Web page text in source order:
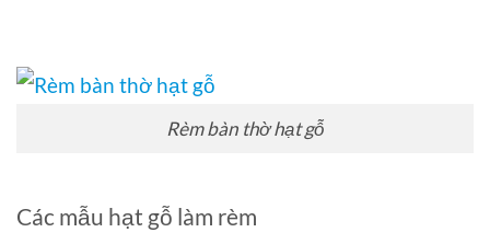
Rèm bàn thờ hạt gỗ
Các mẫu hạt gỗ làm rèm